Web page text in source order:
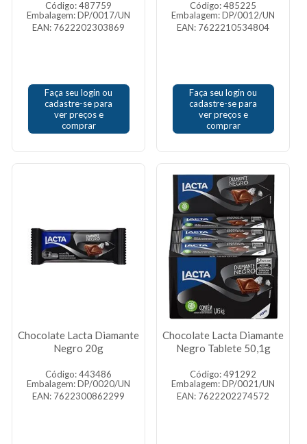
Código: 487759
Embalagem: DP/0017/UN
EAN: 7622202303869
Faça seu login ou
cadastre-se para
ver preços e
comprar
Código: 485225
Embalagem: DP/0012/UN
EAN: 7622210534804
Faça seu login ou
cadastre-se para
ver preços e
comprar
Chocolate Lacta Diamante
Negro 20g
Código: 443486
Embalagem: DP/0020/UN
EAN: 7622300862299
Chocolate Lacta Diamante
Negro Tablete 50,1g
Código: 491292
Embalagem: DP/0021/UN
EAN: 7622202274572